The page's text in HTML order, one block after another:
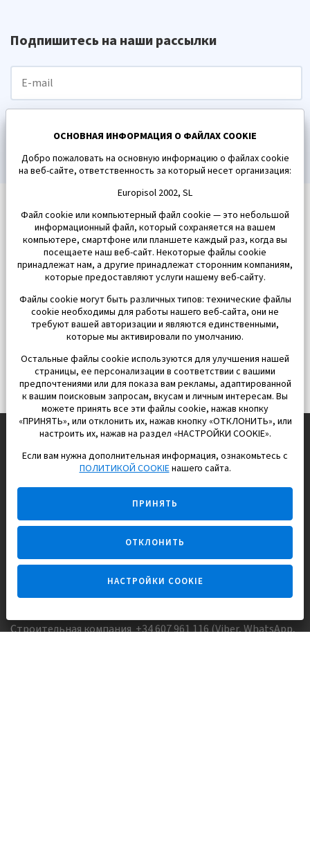
Подпишитесь на наши рассылки
ПОДПИСАТЬСЯ
EUROPISOL 2002 S.L.
Строим и продаем дома
для счастливой жизни в Испании
Задайте вопрос
Строительная компания +34 607 961 116 (Viber, WhatsApp,
ОСНОВНАЯ ИНФОРМАЦИЯ О ФАЙЛАХ COOKIE
Добро пожаловать на основную информацию о файлах cookie
на веб-сайте, ответственность за который несет организация:
Europisol 2002, SL
Файл cookie или компьютерный файл cookie — это небольшой
информационный файл, который сохраняется на вашем
компьютере, смартфоне или планшете каждый раз, когда вы
посещаете наш веб-сайт. Некоторые файлы cookie
принадлежат нам, а другие принадлежат сторонним компаниям,
которые предоставляют услуги нашему веб-сайту.
Файлы cookie могут быть различных типов: технические файлы
cookie необходимы для работы нашего веб-сайта, они не
требуют вашей авторизации и являются единственными,
которые мы активировали по умолчанию.
Остальные файлы cookie используются для улучшения нашей
страницы, ее персонализации в соответствии с вашими
предпочтениями или для показа вам рекламы, адаптированной
к вашим поисковым запросам, вкусам и личным интересам. Вы
можете принять все эти файлы cookie, нажав кнопку
«ПРИНЯТЬ», или отклонить их, нажав кнопку «ОТКЛОНИТЬ», или
настроить их, нажав на раздел «НАСТРОЙКИ COOKIE».
Если вам нужна дополнительная информация, ознакомьтесь с
ПОЛИТИКОЙ COOKIEнашего сайта.
ПРИНЯТЬ
ОТКЛОНИТЬ
НАСТРОЙКИ COOKIE